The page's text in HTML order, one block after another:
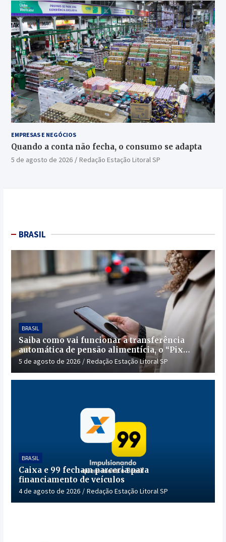
EMPRESAS E NEGÓCIOS
Quando a conta não fecha, o consumo se adapta
5 de agosto de 2026 Redação Estação Litoral SP
BRASIL
BRASIL
Saiba como vai funcionar a transferência
automática de pensão alimentícia, o “Pix
Pensão”
5 de agosto de 2026 Redação Estação Litoral SP
BRASIL
Caixa e 99 fecham parceria para
financiamento de veículos
4 de agosto de 2026 Redação Estação Litoral SP